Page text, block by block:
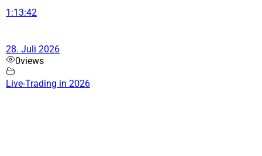
1:13:42
28. Juli 2026
0views
Live-Trading in 2026